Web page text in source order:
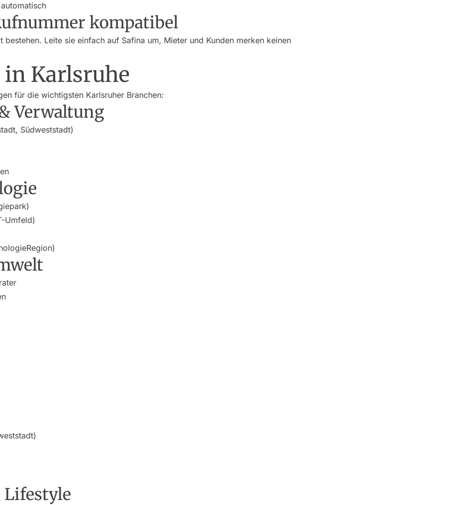
kompatibel
bestehen. Leite sie einfach auf Safina um, Mieter und Kunden merken keinen
Karlsruhe
für die wichtigsten Karlsruher Branchen:
Verwaltung
Südweststadt)
Umfeld)